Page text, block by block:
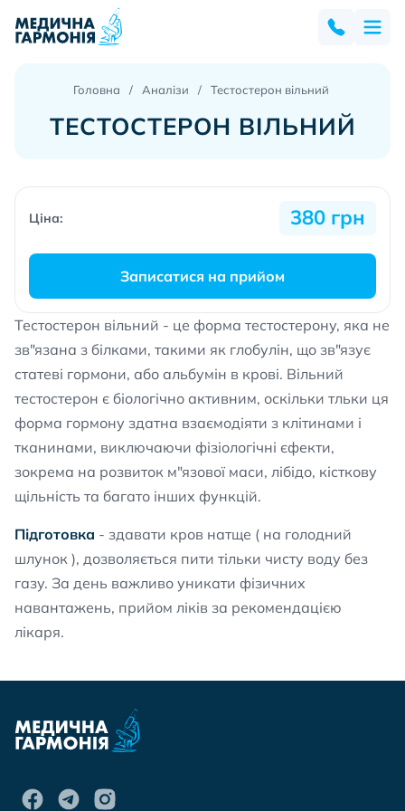
Головна Аналізи Тестостерон вільний
ТЕСТОСТЕРОН ВІЛЬНИЙ
Тестостерон вільний - це форма тестостерону, яка не
зв"язана з білками, такими як глобулін, що зв"язує
статеві гормони, або альбумін в крові. Вільний
тестостерон є біологічно активним, оскільки тльки ця
форма гормону здатна взаємодіяти з клітинами і
тканинами, виключаючи фізіологічні єфекти,
зокрема на розвиток м"язової маси, лібідо, кісткову
щільність та багато інших функцій.
Підготовка - здавати кров натще ( на голодний
шлунок ), дозволяється пити тільки чисту воду без
газу. За день важливо уникати фізичних
навантажень, прийом ліків за рекомендацією
лікаря.
Ціна: 380 грн
Записатися на прийом